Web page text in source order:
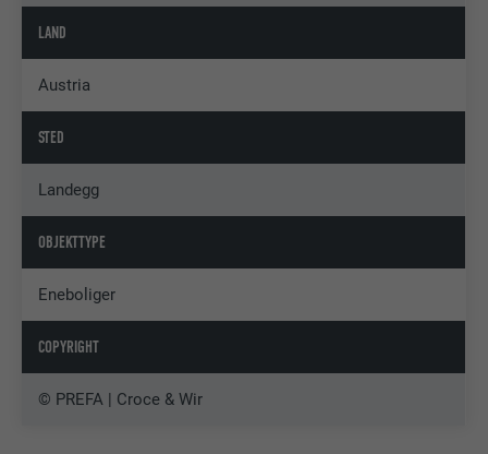
LAND
Austria
STED
Landegg
OBJEKTTYPE
Eneboliger
COPYRIGHT
© PREFA | Croce & Wir